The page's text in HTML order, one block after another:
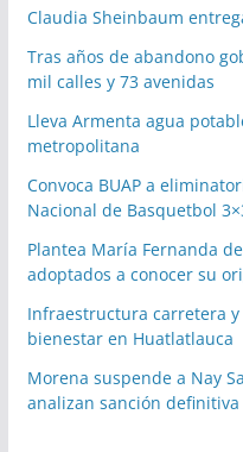
Claudia Sheinbaum
Tras años de abandono
mil calles y 73 avenidas
Lleva Armenta agua
metropolitana
Convoca BUAP a
Nacional de Basquetbol
Plantea María Fernanda
adoptados a conocer su
Infraestructura carretera
bienestar en Huatlatlauca
Morena suspende a Nay
analizan sanción definitiva